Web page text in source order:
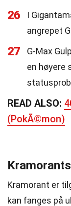
26
I
angrepet
27
G-Max
en høyere
READ ALSO:
(PokÃ©mon)
Kramorant er
kan fanges på